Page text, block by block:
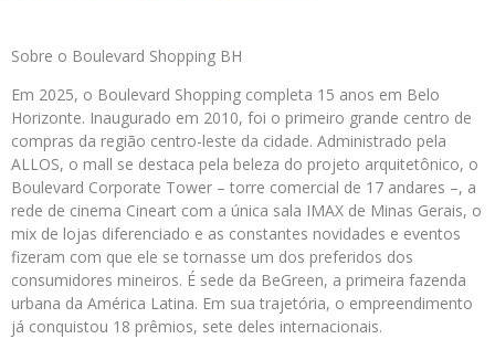
Sobre o Boulevard Shopping BH
Em 2025, o Boulevard Shopping completa 15 anos em Belo
Horizonte. Inaugurado em 2010, foi o primeiro grande centro de
compras da região centro-leste da cidade. Administrado pela
ALLOS, o mall se destaca pela beleza do projeto arquitetônico, o
Boulevard Corporate Tower – torre comercial de 17 andares –, a
rede de cinema Cineart com a única sala IMAX de Minas Gerais, o
mix de lojas diferenciado e as constantes novidades e eventos
fizeram com que ele se tornasse um dos preferidos dos
consumidores mineiros. É sede da BeGreen, a primeira fazenda
urbana da América Latina. Em sua trajetória, o empreendimento
já conquistou 18 prêmios, sete deles internacionais.